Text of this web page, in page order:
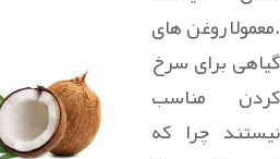
.معمولا روغن های
گیاهی برای سرخ
کردن مناسب
نیستند چرا که